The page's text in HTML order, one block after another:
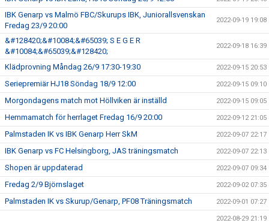
IBK Genarp vs Malmö FBC/Skurups IBK, Juniorallsvenskan
Fredag 23/9 20:00
2022-09-19 19:08
&#128420;&#10084;&#65039; S E G E R
&#10084;&#65039;&#128420;
2022-09-18 16:39
Klädprovning Måndag 26/9 17:30-19:30 2022-09-15 20:53
Seriepremiär HJ18 Söndag 18/9 12:00 2022-09-15 09:10
Morgondagens match mot Höllviken är inställd 2022-09-15 09:05
Hemmamatch för herrlaget Fredag 16/9 20:00 2022-09-12 21:05
Palmstaden IK vs IBK Genarp Herr SkM 2022-09-07 22:17
IBK Genarp vs FC Helsingborg, JAS träningsmatch 2022-09-07 22:13
Shopen är uppdaterad 2022-09-07 09:34
Fredag 2/9 Björnslaget 2022-09-02 07:35
Palmstaden IK vs Skurup/Genarp, PF08 Träningsmatch 2022-09-01 07:27
2022-08-29 21:19